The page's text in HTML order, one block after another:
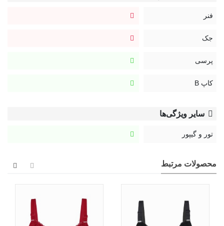
فنر
جک
پرسی
کاپ B
سایر ویژگی‌ها
تور و گیپور
محصولات مرتبط